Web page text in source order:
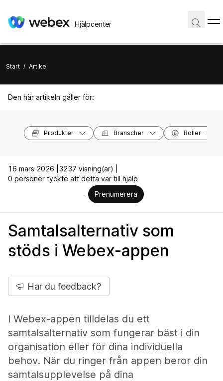
Hjälpcenter
Start / Artikel
Den här artikeln gäller för:
Produkter Branscher Roller
16 mars 2026 | 3237 visning(ar) |
0 personer tyckte att detta var till hjälp
Prenumerera
Samtalsalternativ som
stöds i Webex-appen
Har du feedback?
I Webex-appen tilldelas du ett
samtalsalternativ som fungerar bäst i din
organisation eller för dina individuella
behov. När du ringer från appen beror din
samtalsupplevelse på dina